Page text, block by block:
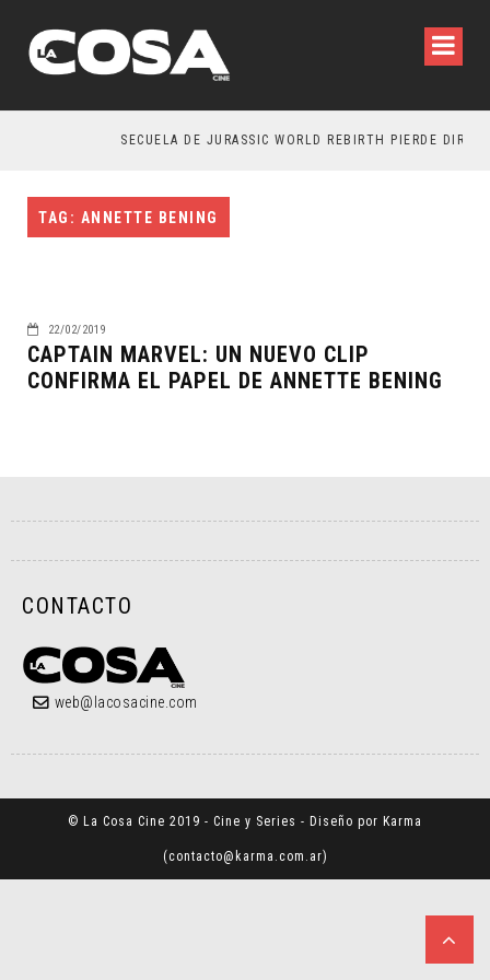
SECUELA DE JURASSIC WORLD REBIRTH PIERDE
TAG: ANNETTE BENING
22/02/2019
CAPTAIN MARVEL: UN NUEVO CLIP
CONFIRMA EL PAPEL DE ANNETTE BENING
CONTACTO
web@lacosacine.com
© La Cosa Cine 2019 - Cine y Series - Diseño por Karma
(contacto@karma.com.ar)